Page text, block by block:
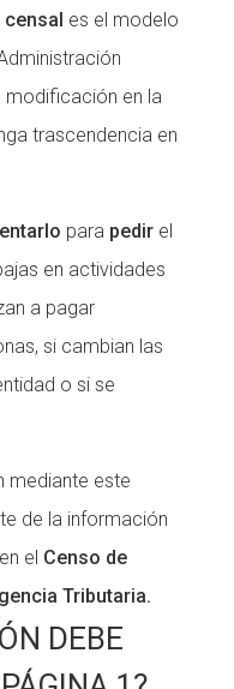
es el modelo
modificación en la
trascendencia en
para pedirel
en actividades
a pagar
si cambian las
o si se
mediante este
de la información
el Censo de
Tributaria.
DEBE